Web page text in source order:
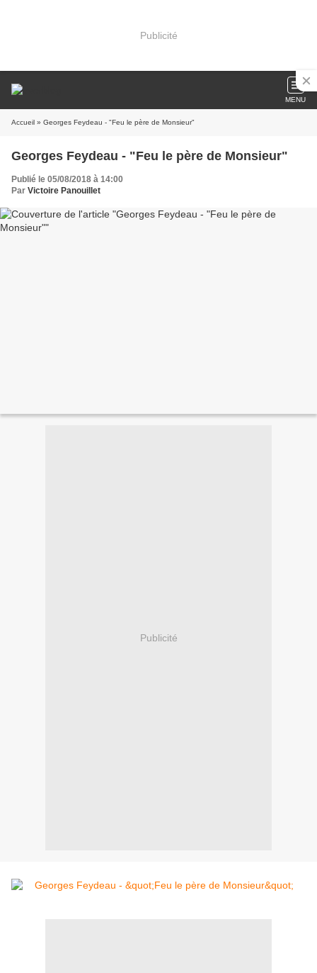
Publicité
MENU
Accueil » Georges Feydeau - "Feu le père de Monsieur"
Georges Feydeau - "Feu le père de Monsieur"
Publié le 05/08/2018 à 14:00
Par Victoire Panouillet
Publicité